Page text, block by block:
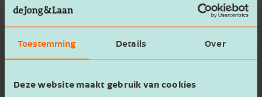
Toestemming Details Over
Deze website maakt gebruik van cookies
Ik ga akkoord met het
Verzenden